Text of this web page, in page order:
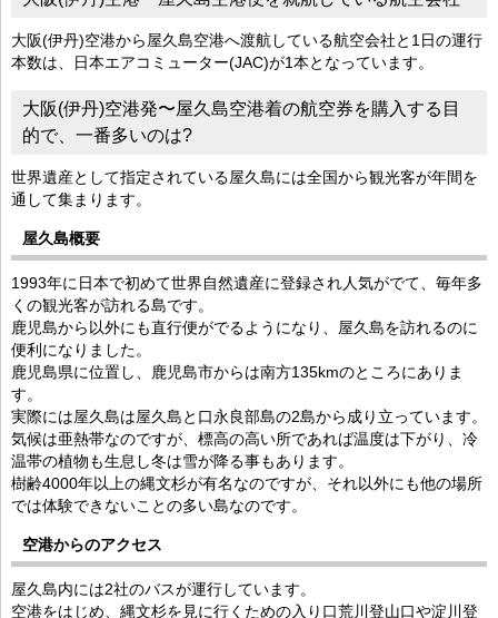
大阪(伊丹)空港から屋久島空港へ渡航している航空会社と1日の運行
本数は、日本エアコミューター(JAC)が1本となっています。
大阪(伊丹)空港発〜屋久島空港着の航空券を購入する目
的で、一番多いのは?
世界遺産として指定されている屋久島には全国から観光客が年間を
通して集まります。
屋久島概要
1993年に日本で初めて世界自然遺産に登録され人気がでて、毎年多
くの観光客が訪れる島です。
鹿児島から以外にも直行便がでるようになり、屋久島を訪れるのに
便利になりました。
鹿児島県に位置し、鹿児島市からは南方135kmのところにありま
す。
実際には屋久島は屋久島と口永良部島の2島から成り立っています。
気候は亜熱帯なのですが、標高の高い所であれば温度は下がり、冷
温帯の植物も生息し冬は雪が降る事もあります。
樹齢4000年以上の縄文杉が有名なのですが、それ以外にも他の場所
では体験できないことの多い島なのです。
空港からのアクセス
屋久島内には2社のバスが運行しています。
空港をはじめ、縄文杉を見に行くための入り口荒川登山口や淀川登